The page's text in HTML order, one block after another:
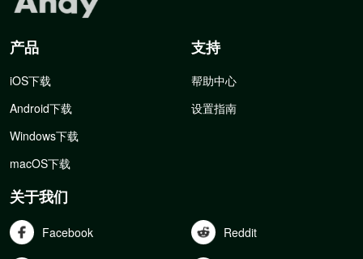
产品
iOS下载
Android下载
Windows下载
macOS下载
支持
帮助中心
设置指南
关于我们
Facebook Reddit